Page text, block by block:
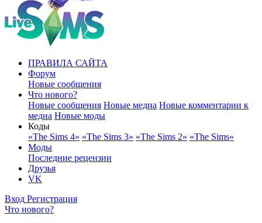
ПРАВИЛА САЙТА
Форум
Новые сообщения
Что нового?
Новые сообщения Новые медиа Новые комментарии к
медиа Новые моды
Коды
«The Sims 4» «The Sims 3» «The Sims 2» «The Sims»
Моды
Последние рецензии
Друзья
VK
Вход Регистрация
Что нового?